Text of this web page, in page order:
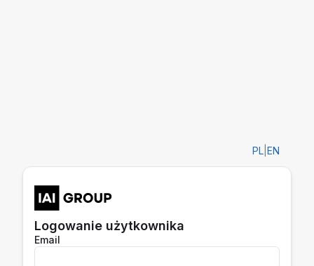
PL EN
Logowanie użytkownika
Email